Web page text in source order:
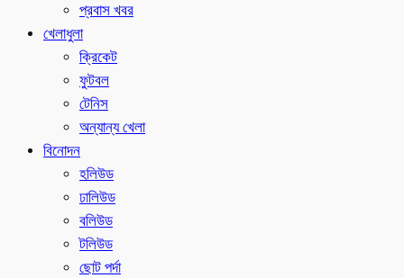
প্রবাস খবর
খেলাধুলা
ক্রিকেট
ফুটবল
টেনিস
অন্যান্য খেলা
বিনোদন
হলিউড
ঢালিউড
বলিউড
টলিউড
ছোট পর্দা